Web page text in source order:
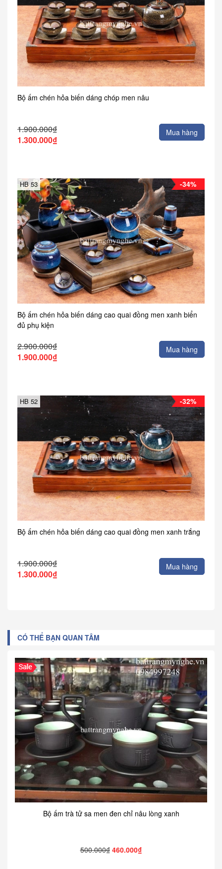
Bộ ấm chén hỏa biến dáng chóp men nâu
1.900.000₫
1.300.000₫
Mua hàng
-34%
HB 53
Bộ ấm chén hỏa biến dáng cao quai đồng men xanh biển
đủ phụ kiện
2.900.000₫
1.900.000₫
Mua hàng
-32%
HB 52
Bộ ấm chén hỏa biến dáng cao quai đồng men xanh trắng
1.900.000₫
1.300.000₫
Mua hàng
CÓ THỂ BẠN QUAN TÂM
Bộ ấm trà tử sa men đen chỉ nâu lòng xanh
500.000₫ 460.000₫